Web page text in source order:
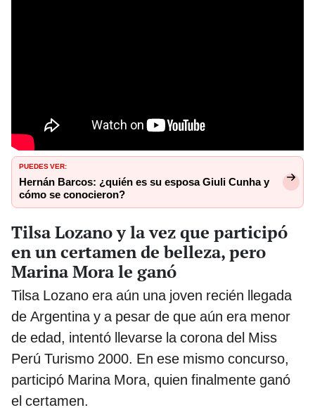
PUEDES VER:
Hernán Barcos: ¿quién es su esposa Giuli Cunha y
cómo se conocieron?
Tilsa Lozano y la vez que participó
en un certamen de belleza, pero
Marina Mora le ganó
Tilsa Lozano era aún una joven recién llegada
de Argentina y a pesar de que aún era menor
de edad, intentó llevarse la corona del Miss
Perú Turismo 2000. En ese mismo concurso,
participó Marina Mora, quien finalmente ganó
el certamen.